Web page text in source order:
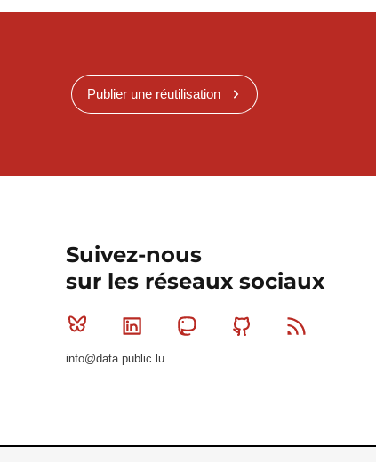
Publier une réutilisation
Suivez-nous
sur les réseaux sociaux
Bluesky Linkedin MastodonGithub
info@data.public.lu